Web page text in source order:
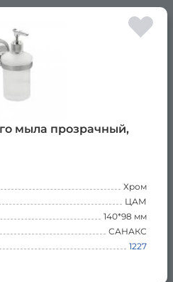
мыла прозрачный,
Хром
ЦАМ
140*98 мм
САНАКС
1227